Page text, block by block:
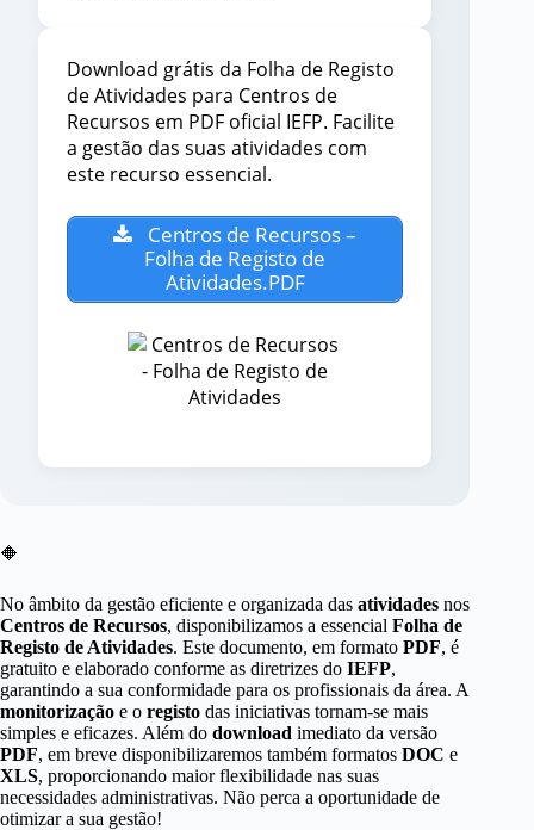
Download grátis da Folha de Registo
de Atividades para Centros de
Recursos em PDF oficial IEFP. Facilite
a gestão das suas atividades com
este recurso essencial.
Centros de Recursos –
Folha de Registo de
Atividades.PDF
🔶
No âmbito da gestão eficiente e organizada das atividades nos
Centros de Recursos, disponibilizamos a essencial Folha de
Registo de Atividades. Este documento, em formato PDF, é
gratuito e elaborado conforme as diretrizes do IEFP,
garantindo a sua conformidade para os profissionais da área. A
monitorização e o registo das iniciativas tornam-se mais
simples e eficazes. Além do download imediato da versão
PDF, em breve disponibilizaremos também formatos DOC e
XLS, proporcionando maior flexibilidade nas suas
necessidades administrativas. Não perca a oportunidade de
otimizar a sua gestão!